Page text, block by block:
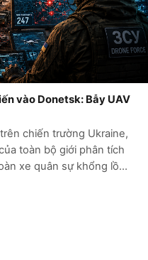
vào Donetsk: Bẫy UAV
chiến trường Ukraine,
toàn bộ giới phân tích
xe quân sự khổng lồ